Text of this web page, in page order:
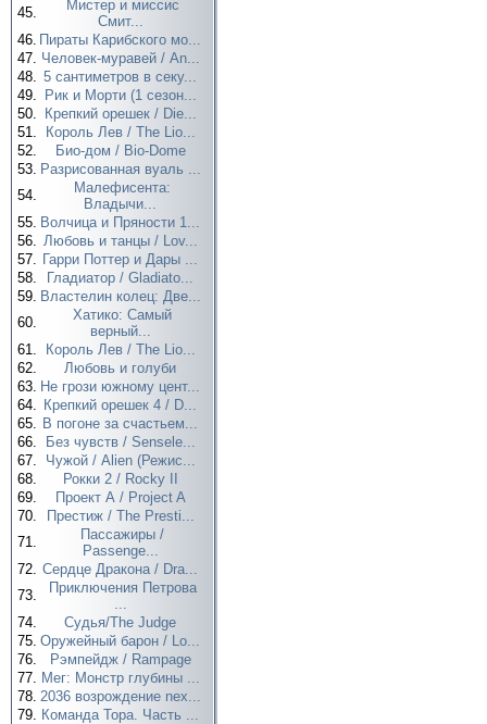
45.
Мистер и миссис
Смит...
46. Пираты Карибского мо...
47. Человек-муравей / An...
48. 5 сантиметров в секу...
49.
Рик и Морти (1 сезон...
50.
Крепкий орешек / Die...
51.
Король Лев / The Lio...
52.
Био-дом / Bio-Dome
53. Разрисованная вуаль ...
54.
Малефисента:
Владычи...
55. Волчица и Пряности 1...
56. Любовь и танцы / Lov...
57. Гарри Поттер и Дары ...
58.
Гладиатор / Gladiato...
59. Властелин колец: Две...
60.
Хатико: Самый
верный...
61.
Король Лев / The Lio...
62.
Любовь и голуби
63. Не грози южному цент...
64. Крепкий орешек 4 / D...
65. В погоне за счастьем...
66.
Без чувств / Sensele...
67.
Чужой / Alien (Режис...
68.
Рокки 2 / Rocky II
69.
Проект А / Project A
70.
Престиж / The Presti...
71.
Пассажиры /
Passenge...
72. Сердце Дракона / Dra...
73.
Приключения Петрова
...
74.
Судья/The Judge
75. Оружейный барон / Lo...
76.
Рэмпейдж / Rampage
77. Мег: Монстр глубины ...
78. 2036 возрождение nex...
79. Команда Тора. Часть ...